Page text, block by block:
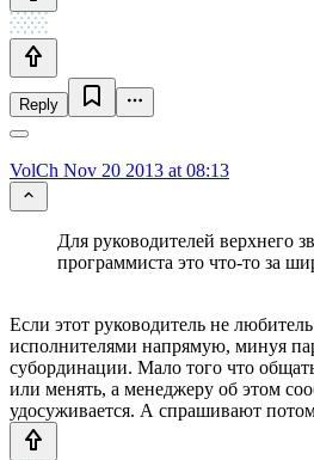
Reply
VolCh Nov 20 2013 at 08:13
Для руководителей верхнего
программиста это что-то за
Если этот руководитель не
исполнителями напрямую, минуя
субординации. Мало того что
или менять, а менеджеру об этом
удосуживается. А спрашивают